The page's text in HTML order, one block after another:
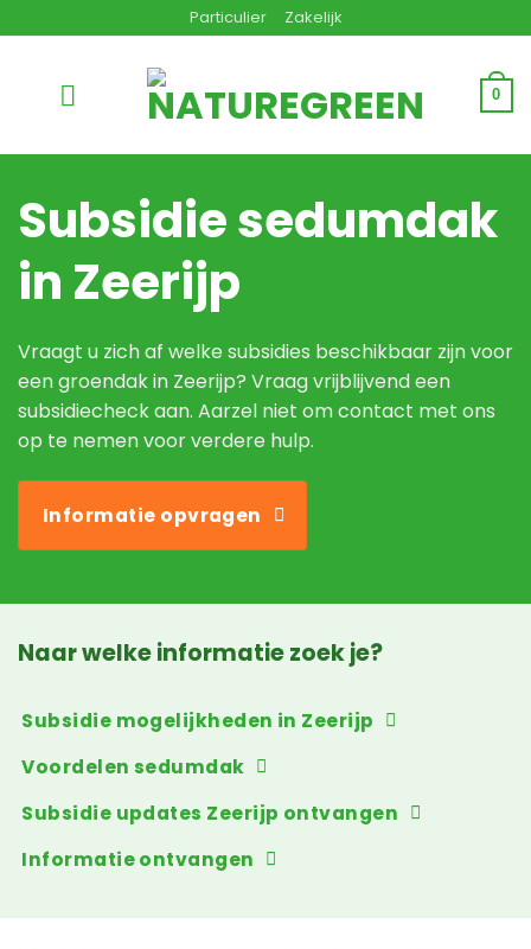
naar
Particulier Zakelijk
0
Subsidie sedumdak
in Zeerijp
Vraagt u zich af welke subsidies beschikbaar zijn voor
een groendak in Zeerijp? Vraag vrijblijvend een
subsidiecheck aan. Aarzel niet om contact met ons
op te nemen voor verdere hulp.
Informatie opvragen
Naar welke informatie zoek je?
Subsidie mogelijkheden in Zeerijp
Voordelen sedumdak
Subsidie updates Zeerijp ontvangen
Informatie ontvangen